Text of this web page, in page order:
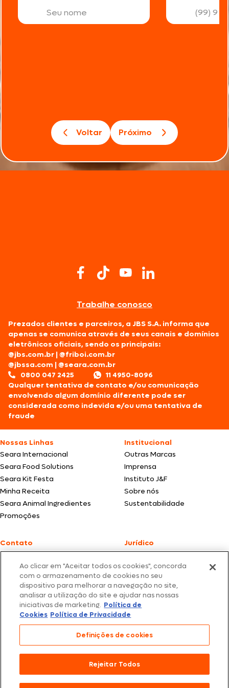
Voltar Próximo
Trabalhe conosco
Prezados clientes e parceiros, a JBS S.A. informa que
apenas se comunica através de seus canais e domínios
eletrônicos oficiais, sendo os principais:
@jbs.com.br |@friboi.com.br
@jbssa.com |@seara.com.br
0800 047 2425
11 4950-8096
Qualquer tentativa de contato e/ou comunicação
envolvendo algum domínio diferente pode ser
considerada como indevida e/ou uma tentativa de
fraude
Nossas Linhas
Seara Internacional
Seara Food Solutions
Seara Kit Festa
Minha Receita
Seara Animal Ingredientes
Promoções
Institucional
Outras Marcas
Imprensa
Instituto J&F
Sobre nós
Sustentabilidade
Contato
Fale Conosco
SAC: +55 0800 047 2425
Jurídico
Política de cookies
Política de privacidade
Fotos meramente ilustrativas | Ofertas válidas enquanto durarem os
estoques dos nossos parceiros | Vendas sujeitas a análise e confirmação
de dados.
Os preços, promoções e condições de pagamento são válidos
exclusivamente para compras efetuadas em nossos parceiros.
Todos os produtos estão sujeitos a disponibilidade de estoque.
© 2026 Seara. Todos os direitos reservados
Ao clicar em "Aceitar todos os cookies", concorda
com o armazenamento de cookies no seu
dispositivo para melhorar a navegação no site,
analisar a utilização do site e ajudar nas nossas
iniciativas de marketing. Política de
Cookies Política de Privacidade
Definições de cookies
Rejeitar Todos